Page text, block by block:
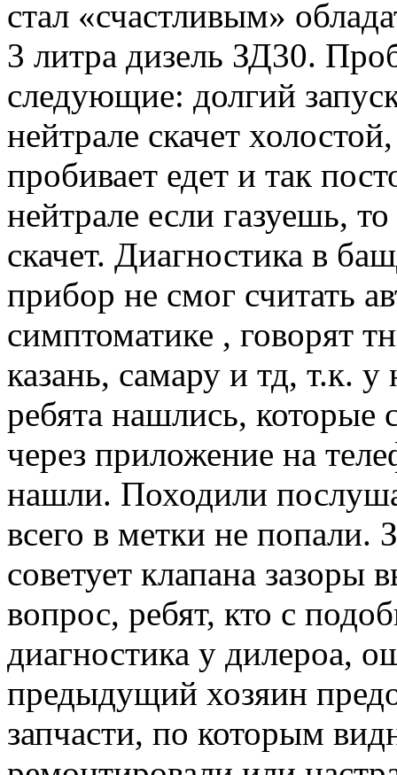
стал «счастливым»
3 литра дизель ЗД30.
следующие: долгий
нейтрале скачет
пробивает едет и так
нейтрале если газуешь,
скачет. Диагностика в
прибор не смог считать
симптоматике , говорят
казань, самару и тд, т.к.
ребята нашлись, которые
через приложение на
нашли. Походили
всего в метки не попали.
советует клапана зазоры
вопрос, ребят, кто с
диагностика у дилероа,
предыдущий хозяин
запчасти, по которым